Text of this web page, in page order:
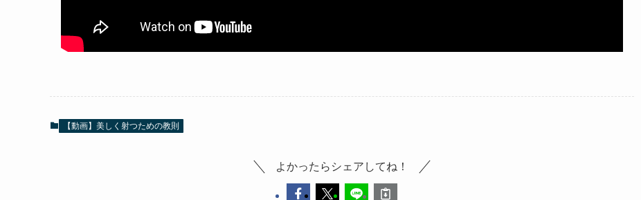
【動画】美しく射つための教則
よかったらシェアしてね！